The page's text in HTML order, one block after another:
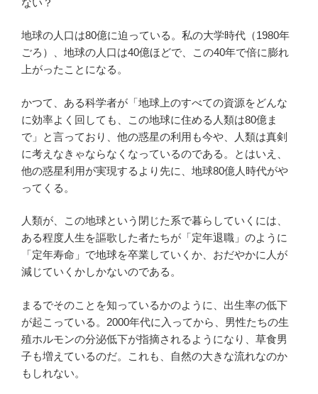
地球の人口は80億に迫っている。私の大学時代（1980年
ごろ）、地球の人口は40億ほどで、この40年で倍に膨れ
上がったことになる。
かつて、ある科学者が「地球上のすべての資源をどんな
に効率よく回しても、この地球に住める人類は80億ま
で」と言っており、他の惑星の利用も今や、人類は真剣
に考えなきゃならなくなっているのである。とはいえ、
他の惑星利用が実現するより先に、地球80億人時代がや
ってくる。
人類が、この地球という閉じた系で暮らしていくには、
ある程度人生を謳歌した者たちが「定年退職」のように
「定年寿命」で地球を卒業していくか、おだやかに人が
減じていくかしかないのである。
まるでそのことを知っているかのように、出生率の低下
が起こっている。2000年代に入ってから、男性たちの生
殖ホルモンの分泌低下が指摘されるようになり、草食男
子も増えているのだ。これも、自然の大きな流れなのか
もしれない。